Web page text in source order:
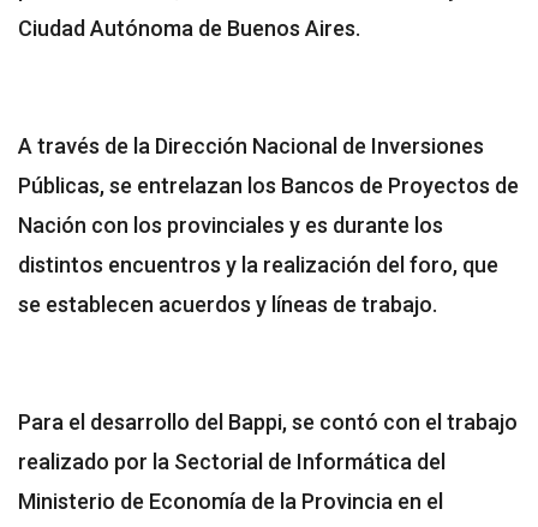
Ciudad Autónoma de Buenos Aires.
A través de la Dirección Nacional de Inversiones
Públicas, se entrelazan los Bancos de Proyectos de
Nación con los provinciales y es durante los
distintos encuentros y la realización del foro, que
se establecen acuerdos y líneas de trabajo.
Para el desarrollo del Bappi, se contó con el trabajo
realizado por la Sectorial de Informática del
Ministerio de Economía de la Provincia en el